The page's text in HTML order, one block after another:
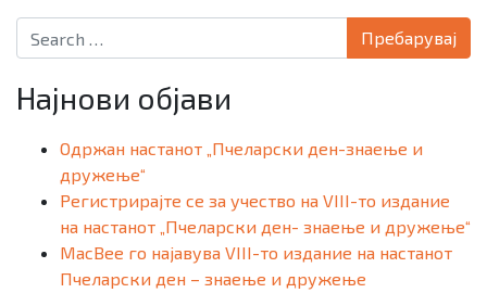
Search for:
Најнови објави
Одржан настанот „Пчеларски ден-знаење и
дружење“
Регистрирајте се за учество на VIII-то издание
на настанот „Пчеларски ден- знаење и дружење“
MacBee го најавува VIII-то издание на настанот
Пчеларски ден – знаење и дружење